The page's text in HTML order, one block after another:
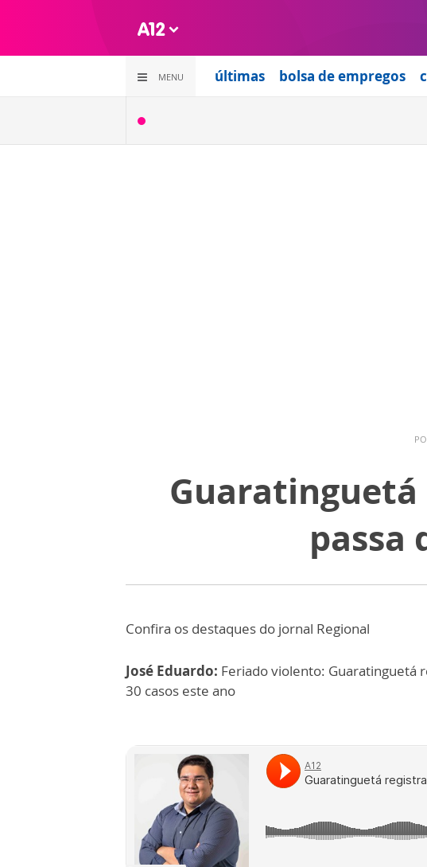
MENU últimas bolsa de empregos
passa
Confira os destaques do jornal Regional
José Eduardo: Feriado violento: Guaratinguetá
30 casos este ano